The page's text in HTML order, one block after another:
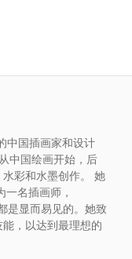
中国插画家和设计
中国绘画开始，后
彩和水墨创作。 她
名插画师，
是显而易见的。她致
，以达到最理想的